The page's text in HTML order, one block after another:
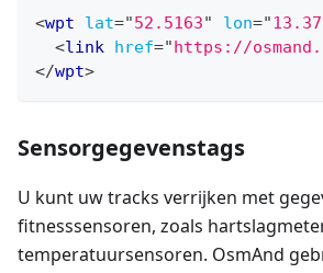
<wpt lat="52.5163" lon="
<link href="https://
</wpt>
Sensorgegevenstags
U kunt uw tracks verrijken met
fitnesssensoren, zoals
temperatuursensoren. OsmAnd